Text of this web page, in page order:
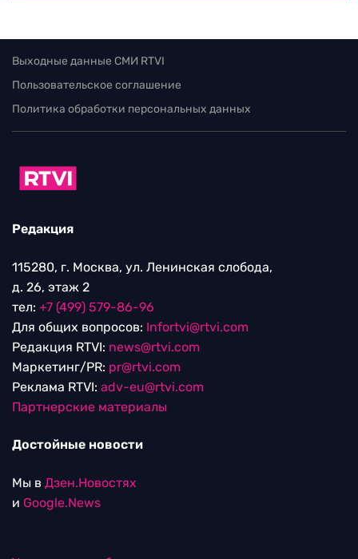
Выходные данные СМИ RTVI
Пользовательское соглашение
Политика обработки персональных данных
Редакция
115280, г. Москва, ул. Ленинская слобода,
д. 26, этаж 2
тел: +7 (499) 579-86-96
Для общих вопросов: Infortvi@rtvi.com
Редакция RTVI: news@rtvi.com
Маркетинг/PR: pr@rtvi.com
Реклама RTVI: adv-eu@rtvi.com
Партнерские материалы
Достойные новости
Мы в Дзен.Новостях
и Google.News